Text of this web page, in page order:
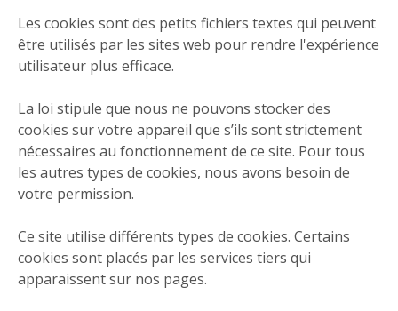
Les cookies sont des petits fichiers textes qui peuvent
être utilisés par les sites web pour rendre l'expérience
utilisateur plus efficace.
La loi stipule que nous ne pouvons stocker des
cookies sur votre appareil que s’ils sont strictement
nécessaires au fonctionnement de ce site. Pour tous
les autres types de cookies, nous avons besoin de
votre permission.
Ce site utilise différents types de cookies. Certains
cookies sont placés par les services tiers qui
apparaissent sur nos pages.